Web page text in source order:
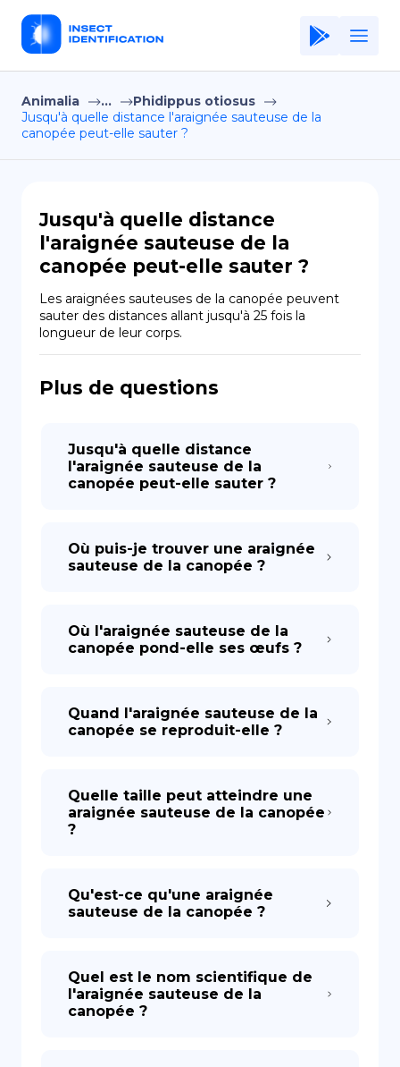
Home
Application
Privacy Policy
FR
ES
DE
Animalia ...
Phidippus otiosus
Jusqu'à quelle distance l'araignée sauteuse de la
canopée peut-elle sauter ?
Jusqu'à quelle distance
l'araignée sauteuse de la
canopée peut-elle sauter ?
Les araignées sauteuses de la canopée peuvent
sauter des distances allant jusqu'à 25 fois la
longueur de leur corps.
Plus de questions
Jusqu'à quelle distance
l'araignée sauteuse de la
canopée peut-elle sauter ?
Où puis-je trouver une araignée
sauteuse de la canopée ?
Où l'araignée sauteuse de la
canopée pond-elle ses œufs ?
Quand l'araignée sauteuse de la
canopée se reproduit-elle ?
Quelle taille peut atteindre une
araignée sauteuse de la canopée
?
Qu'est-ce qu'une araignée
sauteuse de la canopée ?
Quel est le nom scientifique de
l'araignée sauteuse de la
canopée ?